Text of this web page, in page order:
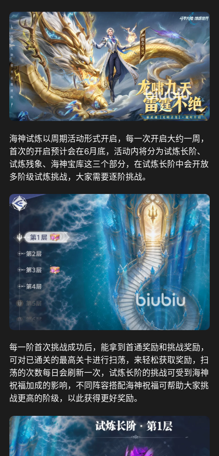
海神试炼以周期活动形式开启，每一次开启大约一周，
首次的开启预计会在6月底，活动内将分为试炼长阶、
试炼残象、海神宝库这三个部分，在试炼长阶中会开放
多阶级试炼挑战，大家需要逐阶挑战。
每一阶首次挑战成功后，能拿到首通奖励和挑战奖励，
可对已通关的最高关卡进行扫荡，来轻松获取奖励，扫
荡的次数每日会刷新一次，试炼长阶的挑战可受到海神
祝福加成的影响，不同阵容搭配海神祝福可帮助大家挑
战更高的阶级，以此获得更好奖励。